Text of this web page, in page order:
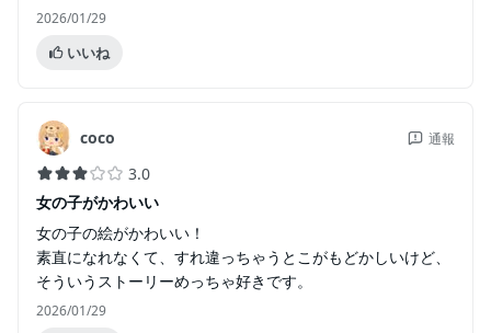
2026/01/29
いいね
coco 通報
3.0
女の子がかわいい
女の子の絵がかわいい！
素直になれなくて、すれ違っちゃうとこがもどかしいけど、
そういうストーリーめっちゃ好きです。
2026/01/29